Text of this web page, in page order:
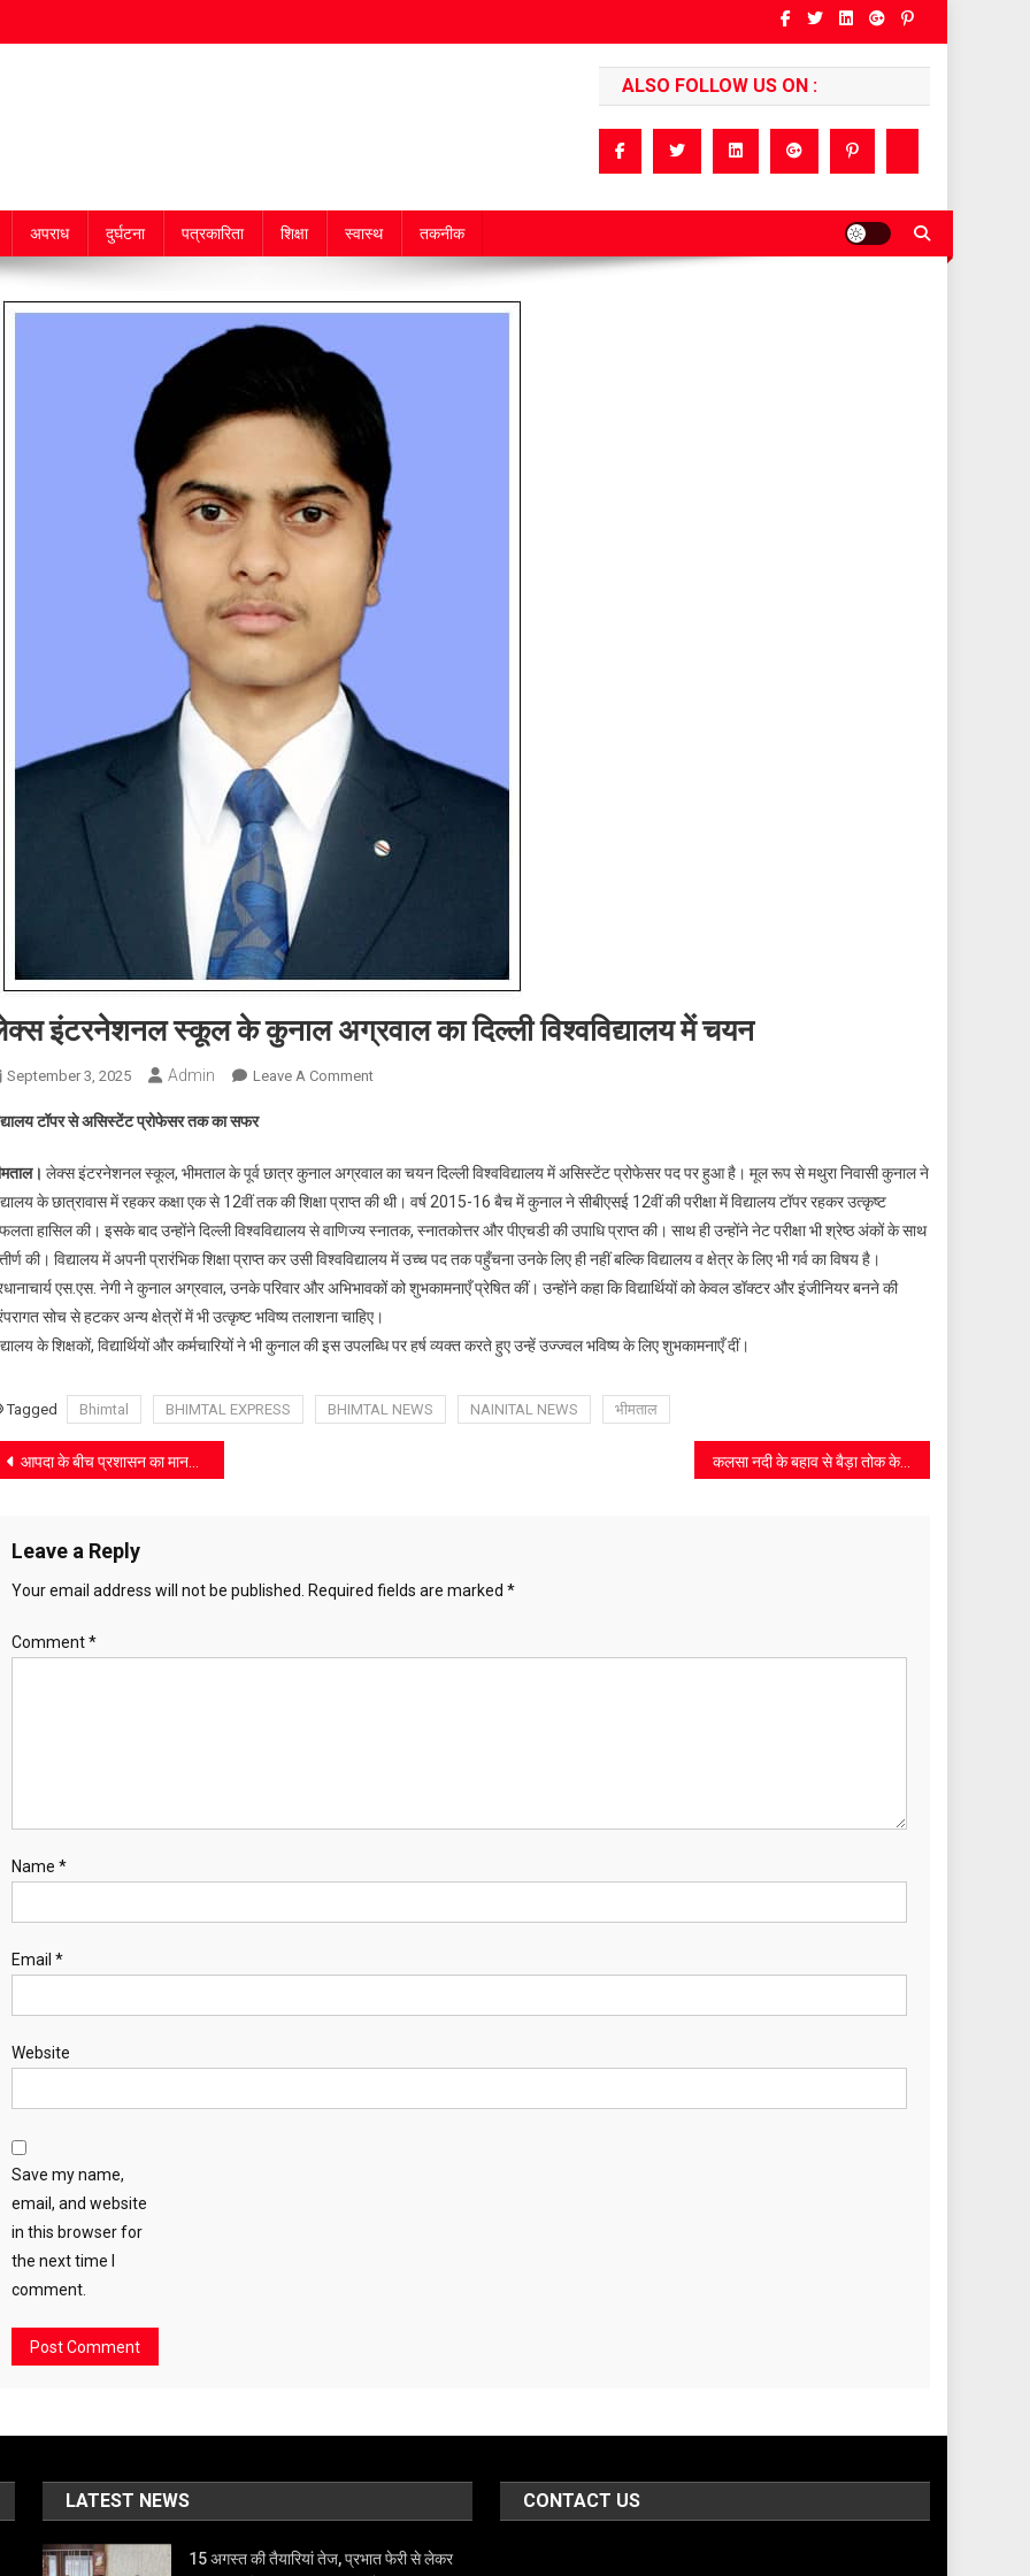
ALSO FOLLOW US ON :
अपराध दुर्घटना पत्रकारिता शिक्षा स्वास्थ तकनीक
इंटरनेशनल स्कूल के कुनाल अग्रवाल का दिल्ली विश्वविद्यालय में चयन
September 3, 2025 Admin Leave A CommentOn
के
कुनाल
अग्रवाल
का
दिल्ली
विश्वविद्यालय
में
टॉपर से असिस्टेंट प्रोफेसर तक का सफर
लेक्स इंटरनेशनल स्कूल, भीमताल के पूर्व छात्र कुनाल अग्रवाल का चयन दिल्ली विश्वविद्यालय में असिस्टेंट प्रोफेसर पद पर हुआ है। मूल रूप से मथुरा निवासी कुनाल ने
के छात्रावास में रहकर कक्षा एक से 12वीं तक की शिक्षा प्राप्त की थी। वर्ष 2015-16 बैच में कुनाल ने सीबीएसई 12वीं की परीक्षा में विद्यालय टॉपर रहकर उत्कृष्ट
हासिल की। इसके बाद उन्होंने दिल्ली विश्वविद्यालय से वाणिज्य स्नातक, स्नातकोत्तर और पीएचडी की उपाधि प्राप्त की। साथ ही उन्होंने नेट परीक्षा भी श्रेष्ठ अंकों के साथ
की। विद्यालय में अपनी प्रारंभिक शिक्षा प्राप्त कर उसी विश्वविद्यालय में उच्च पद तक पहुँचना उनके लिए ही नहीं बल्कि विद्यालय व क्षेत्र के लिए भी गर्व का विषय है।
एस.एस. नेगी ने कुनाल अग्रवाल, उनके परिवार और अभिभावकों को शुभकामनाएँ प्रेषित कीं। उन्होंने कहा कि विद्यार्थियों को केवल डॉक्टर और इंजीनियर बनने की
सोच से हटकर अन्य क्षेत्रों में भी उत्कृष्ट भविष्य तलाशना चाहिए।
के शिक्षकों, विद्यार्थियों और कर्मचारियों ने भी कुनाल की इस उपलब्धि पर हर्ष व्यक्त करते हुए उन्हें उज्ज्वल भविष्य के लिए शुभकामनाएँ दीं।
Tagged Bhimtal BHIMTAL EXPRESS BHIMTAL NEWS NAINITAL NEWS भीमताल
Post
आपदा के बीच प्रशासन का मानवीय चेहरा कलसा नदी के बहाव से बैड़ा तोक के खेत कटे, विस्थापन की उठी माँग
Leave a Reply
Your email address will not be published. Required fields are marked *
Comment*
Name *
Email *
Website
Save my name,
email, and website
in this browser for
the next time I
comment.
LATEST NEWS
15 अगस्त की तैयारियां तेज, प्रभात फेरी से लेकर
CONTACT US